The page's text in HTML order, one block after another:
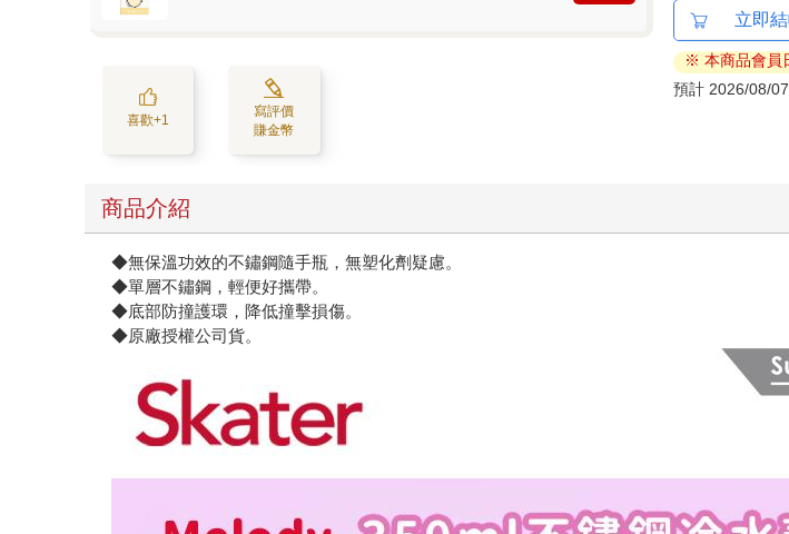
喜歡+1
寫評價
賺金幣
立即
※ 本商品會員
預計 2026/08/
商品介紹
◆無保溫功效的不鏽鋼隨手瓶，無塑化劑疑慮。
◆單層不鏽鋼，輕便好攜帶。
◆底部防撞護環，降低撞擊損傷。
◆原廠授權公司貨。